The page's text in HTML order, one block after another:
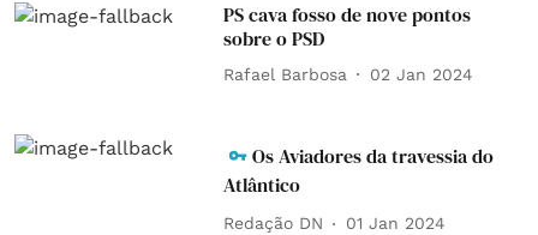
PS cava fosso de nove pontos
sobre o PSD
Rafael Barbosa 02 Jan 2024
Os Aviadores da travessia do
Atlântico
Redação DN 01 Jan 2024